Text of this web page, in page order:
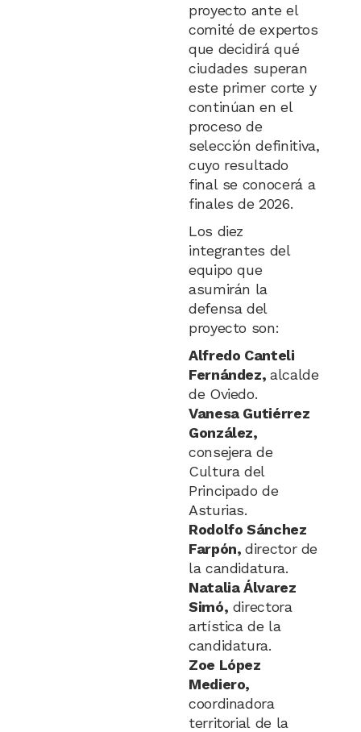
proyecto ante el
comité de expertos
que decidirá qué
ciudades superan
este primer corte y
continúan en el
proceso de
selección definitiva,
cuyo resultado
final se conocerá a
finales de 2026.
Los diez
integrantes del
equipo que
asumirán la
defensa del
proyecto son:
Alfredo Canteli
Fernández,alcalde
de Oviedo.
Vanesa Gutiérrez
González,
consejera de
Cultura del
Principado de
Asturias.
Rodolfo Sánchez
Farpón,director de
la candidatura.
Natalia Álvarez
Simó, directora
artística de la
candidatura.
Zoe López
Mediero,
coordinadora
territorial de la